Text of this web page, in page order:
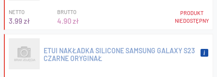
NETTO
3.99 zł
BRUTTO
4.90 zł
PRODUKT
NIEDOSTĘPNY
ETUI NAKŁADKA SILICONE SAMSUNG GALAXY S23
CZARNE ORYGINAŁ